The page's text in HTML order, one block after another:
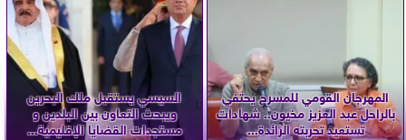
المهرجان القومي للمسرح يحتفي
بالراحل عبد العزيز مخيون.. شهادات
تستعيد تجربته الرائدة...
السيسي يستقبل ملك البحرين
ويبحث التعاون بين البلدين و
مستجدات القضايا الإقليمية...